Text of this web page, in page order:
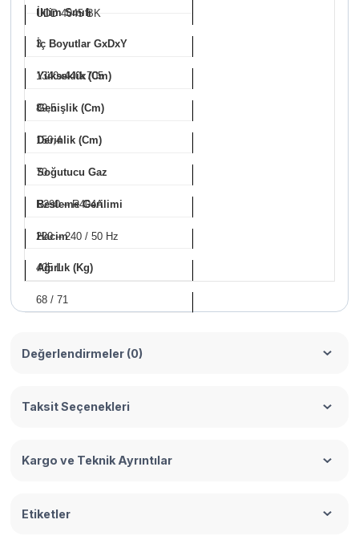
UDD 4045 BK
İklim Sınıfı
3
İç Boyutlar GxDxY
1340x440x705
Yükseklik (Cm)
89,5
Genişlik (Cm)
150,4
Derinlik (Cm)
70
Soğutucu Gaz
R290 – R404A
Besleme Gerilimi
220 – 240 / 50 Hz
Hacim
405 L
Ağırlık (Kg)
68 / 71
Değerlendirmeler (0)
Taksit Seçenekleri
Kargo ve Teknik Ayrıntılar
Etiketler